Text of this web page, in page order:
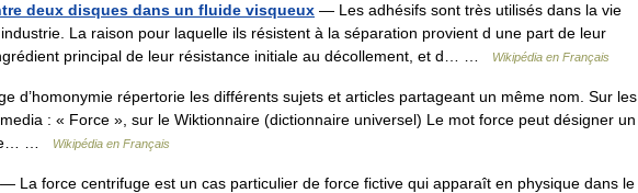
deux disques dans un fluide visqueux — Les adhésifs sont très utilisés dans la vie
La raison pour laquelle ils résistent à la séparation provient d une part de leur
principal de leur résistance initiale au décollement, et d… …
Wikipédia en Français
d’homonymie répertorie les différents sujets et articles partageant un même nom. Sur les
: « Force », sur le Wiktionnaire (dictionnaire universel) Le mot force peut désigner un
…
Wikipédia en Français
— La force centrifuge est un cas particulier de force fictive qui apparaît en physique dans le